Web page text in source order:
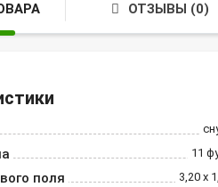
ОТЗЫВЫ (0)
11
поля 3,20 х